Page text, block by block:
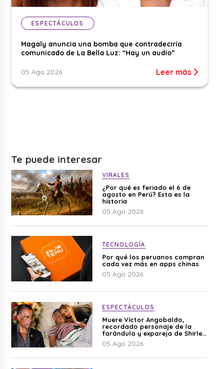
ESPECTÁCULOS
Magaly anuncia una bomba que contradeciría
comunicado de La Bella Luz: “Hay un audio”
05 Ago 2026 Leer más
Te puede interesar
VIRALES
¿Por qué es feriado el 6 de
agosto en Perú? Esta es la
historia
05 Ago 2026
TECNOLOGÍA
Por qué los peruanos compran
cada vez más en apps chinas
05 Ago 2026
ESPECTÁCULOS
Muere Víctor Angobaldo,
recordado personaje de la
farándula y expareja de Shirley
Cherres
05 Ago 2026